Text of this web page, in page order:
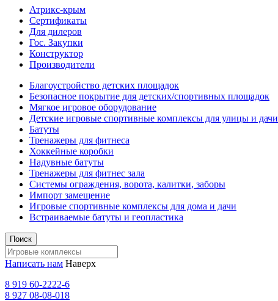
Атрикс-крым
Сертификаты
Для дилеров
Гос. Закупки
Конструктор
Производители
Благоустройство детских площадок
Безопасное покрытие для детских/спортивных площадок
Мягкое игровое оборудование
Детские игровые спортивные комплексы для улицы и дачи
Батуты
Тренажеры для фитнеса
Хоккейные коробки
Надувные батуты
Тренажеры для фитнес зала
Системы ограждения, ворота, калитки, заборы
Импорт замещение
Игровые спортивные комплексы для дома и дачи
Встраиваемые батуты и геопластика
Поиск
Написать нам Наверх
8 919 60-2222-6
8 927 08-08-018